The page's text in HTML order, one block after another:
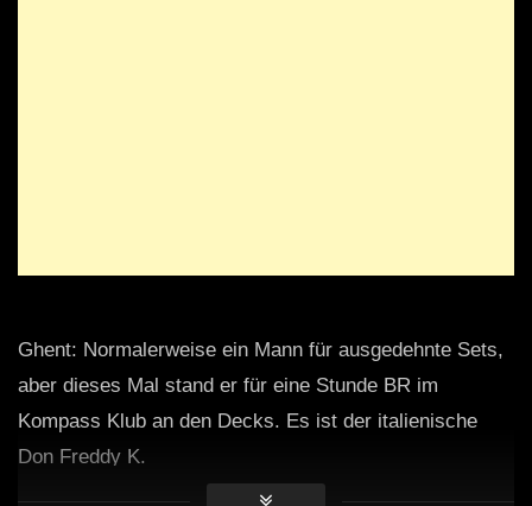
Ghent: Normalerweise ein Mann für ausgedehnte Sets,
aber dieses Mal stand er für eine Stunde BR im
Kompass Klub an den Decks. Es ist der italienische
Don Freddy K.